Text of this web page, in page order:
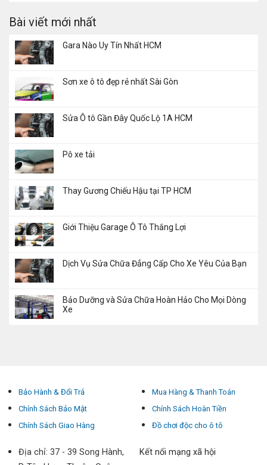
Bài viết mới nhất
Gara Nào Uy Tín Nhất HCM
Sơn xe ô tô đẹp rẻ nhất Sài Gòn
Sửa Ô tô Gần Đây Quốc Lộ 1A HCM
Pô xe tải
Thay Gương Chiếu Hậu tại TP HCM
Giới Thiệu Garage Ô Tô Thắng Lợi
Dịch Vụ Sửa Chữa Đẳng Cấp Cho Xe Yêu Của Bạn
Bảo Dưỡng và Sửa Chữa Hoàn Hảo Cho Mọi Dòng
Xe
Bảo Hành & Đổi Trả
Chính Sách Bảo Mật
Chính Sách Giao Hàng
Mua Hàng & Thanh Toán
Chính Sách Hoàn Tiền
Đồ chơi độc cho ô tô
Địa chỉ: 37 - 39 Song Hành,
Kết nối mạng xã hội